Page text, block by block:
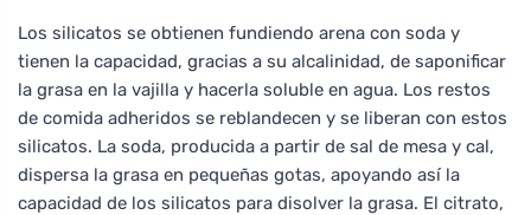
Los silicatos se obtienen fundiendo arena con soda y
tienen la capacidad, gracias a su alcalinidad, de saponificar
la grasa en la vajilla y hacerla soluble en agua. Los restos
de comida adheridos se reblandecen y se liberan con estos
silicatos. La soda, producida a partir de sal de mesa y cal,
dispersa la grasa en pequeñas gotas, apoyando así la
capacidad de los silicatos para disolver la grasa. El citrato,